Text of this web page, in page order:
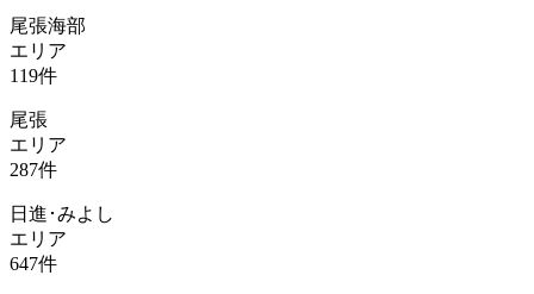
尾張海部
エリア
119件
尾張
エリア
287件
日進･みよし
エリア
647件